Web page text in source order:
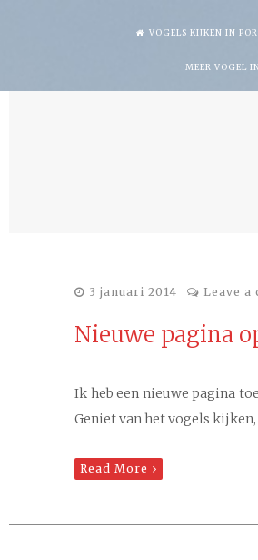
VOGELS KIJKEN IN
MEER VOGEL
3 januari 2014 Leave a
Nieuwe pagina
Ik heb een nieuwe pagina
Geniet van het vogels
Read More